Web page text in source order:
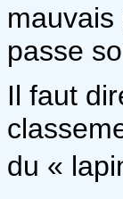
passe
Il faut
du «